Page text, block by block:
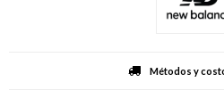
Métodos y